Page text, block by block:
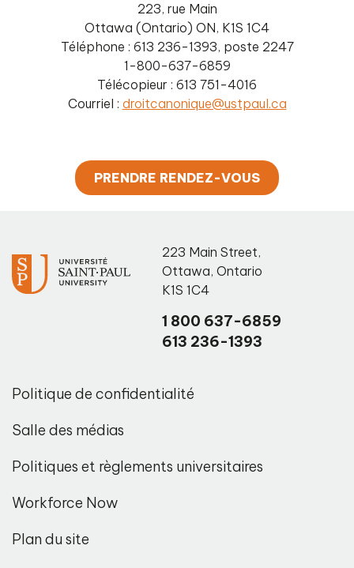
223, rue Main
Ottawa (Ontario) ON, K1S 1C4
Téléphone : 613 236-1393, poste 2247
1-800-637-6859
Télécopieur : 613 751-4016
Courriel : droitcanonique@ustpaul.ca
PRENDRE RENDEZ-VOUS
223 Main Street,
Ottawa, Ontario
K1S 1C4
1 800 637-6859
613 236-1393
Politique de confidentialité
Salle des médias
Politiques et règlements universitaires
Workforce Now
Plan du site